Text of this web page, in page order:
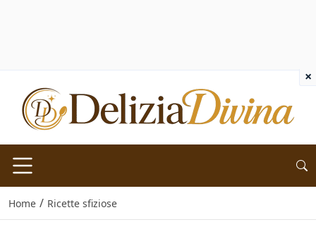
Home / Ricette sfiziose
×